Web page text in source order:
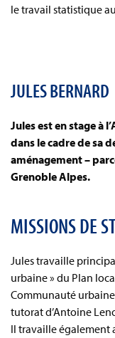
le travail statistique
JULES BERNARD
Jules est en stage à
dans le cadre de sa
aménagement –
Grenoble Alpes.
MISSIONS DE
Jules travaille
urbaine » du Plan
Communauté
tutorat d’Antoine
Il travaille également